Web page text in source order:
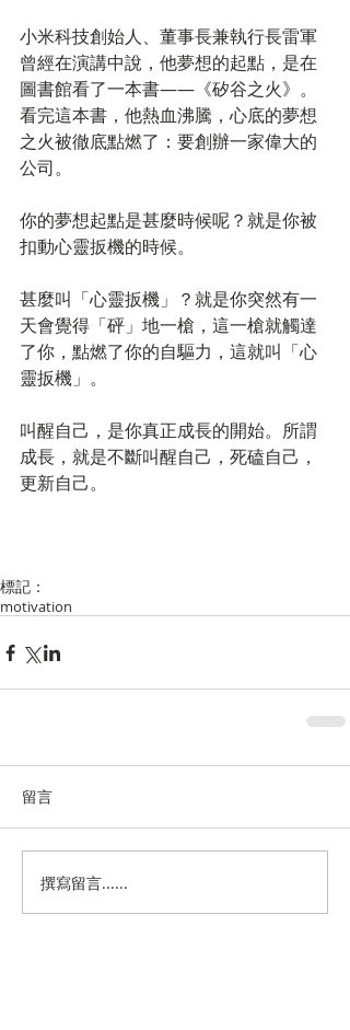
小米科技創始人、董事長兼執行長雷軍
曾經在演講中說，他夢想的起點，是在
圖書館看了一本書——《矽谷之火》。
看完這本書，他熱血沸騰，心底的夢想
之火被徹底點燃了：要創辦一家偉大的
公司。
你的夢想起點是甚麼時候呢？就是你被
扣動心靈扳機的時候。
甚麼叫「心靈扳機」？就是你突然有一
天會覺得「砰」地一槍，這一槍就觸達
了你，點燃了你的自驅力，這就叫「心
靈扳機」。
叫醒自己，是你真正成長的開始。所謂
成長，就是不斷叫醒自己，死磕自己，
更新自己。
標記：
motivation
留言
撰寫留言......